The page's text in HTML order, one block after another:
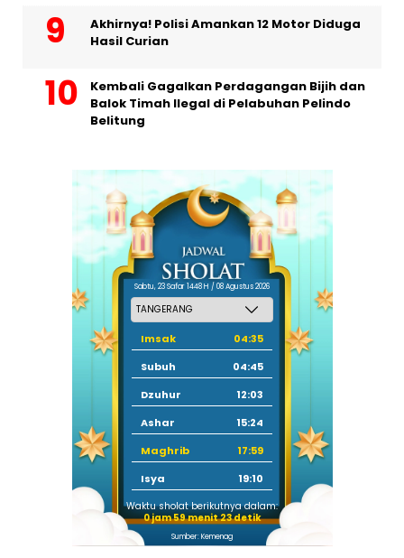
Akhirnya! Polisi Amankan 12 Motor Diduga
Hasil Curian
Kembali Gagalkan Perdagangan Bijih dan
Balok Timah Ilegal di Pelabuhan Pelindo
Belitung
Sabtu, 23 Safar 1448 H / 08 Agustus 2026
Imsak
04:35
Subuh
04:45
Dzuhur
12:03
Ashar
15:24
Maghrib
17:59
Isya
19:10
Waktu sholat berikutnya dalam:
0 jam 59 menit 22 detik
Sumber: Kemenag